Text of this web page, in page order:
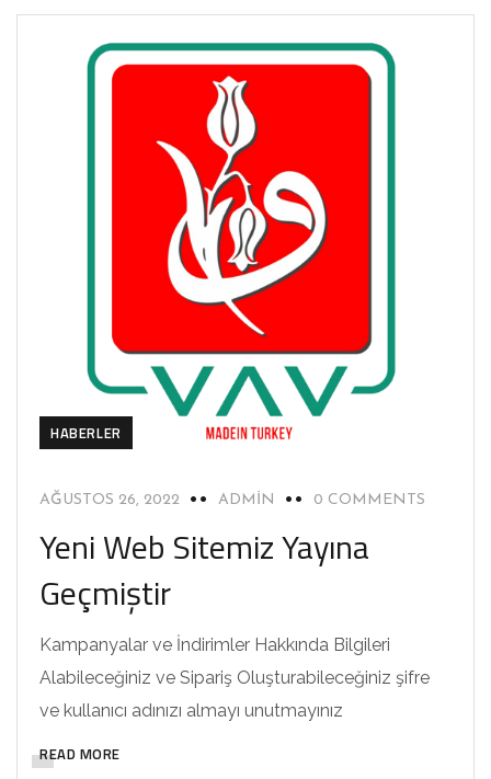
HABERLER
AĞUSTOS 26, 2022 ADMIN 0 COMMENTS
Yeni Web Sitemiz Yayına
Geçmiştir
Kampanyalar ve İndirimler Hakkında Bilgileri
Alabileceğiniz ve Sipariş Oluşturabileceğiniz şifre
ve kullanıcı adınızı almayı unutmayınız
READ MORE